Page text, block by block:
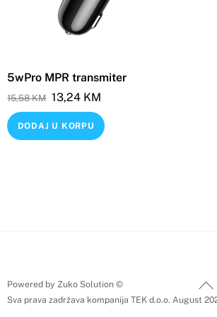
5wPro MPR transmiter
15,58KM Original
price
was:
13,24 KM
price
is:
DODAJ U KORPU
To
Powered by Zuko Solution ©
Sva prava zadržava kompanija TEK d.o.o. August